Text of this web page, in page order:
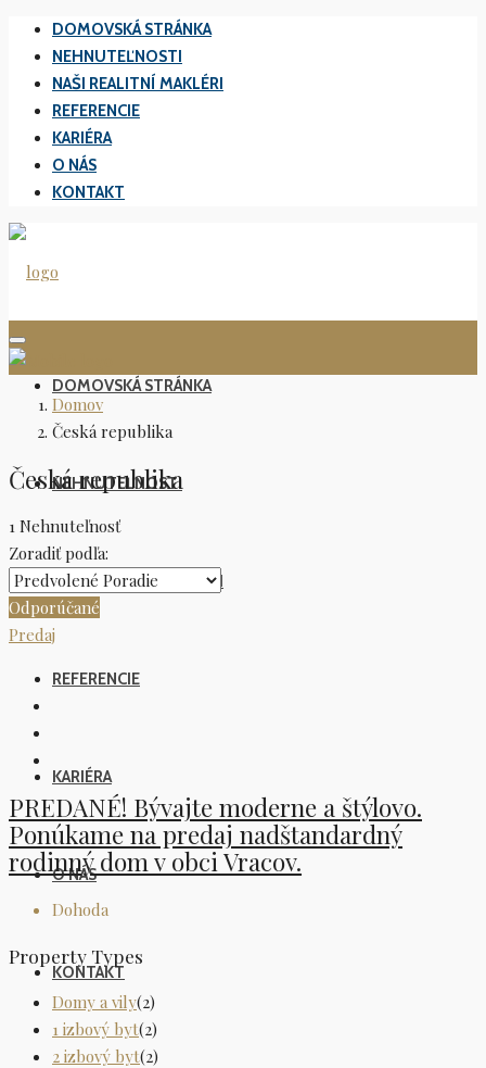
DOMOVSKÁ STRÁNKA
NEHNUTEĽNOSTI
NAŠI REALITNÍ MAKLÉRI
REFERENCIE​
KARIÉRA
O NÁS
KONTAKT
DOMOVSKÁ STRÁNKA
NEHNUTEĽNOSTI
NAŠI REALITNÍ MAKLÉRI
REFERENCIE​
KARIÉRA
O NÁS
KONTAKT
Domov
Česká republika
Česká republika
1 Nehnuteľnosť
Zoradiť podľa:
Odporúčané
Predaj
PREDANÉ! Bývajte moderne a štýlovo.
Ponúkame na predaj nadštandardný
rodinný dom v obci Vracov.
Dohoda
Property Types
Domy a vily(2)
1 izbový byt(2)
2 izbový byt(2)